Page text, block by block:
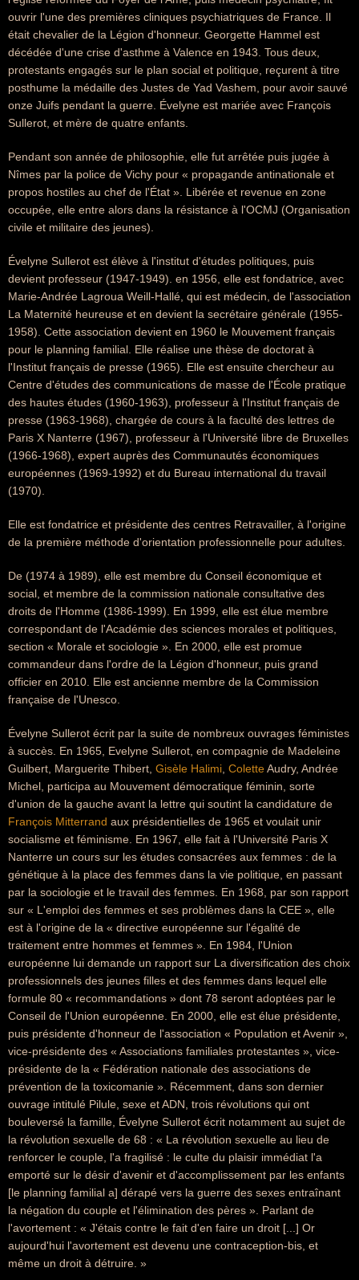
ouvrir l'une des premières cliniques psychiatriques de France. Il
était chevalier de la Légion d'honneur. Georgette Hammel est
décédée d'une crise d'asthme à Valence en 1943. Tous deux,
protestants engagés sur le plan social et politique, reçurent à titre
posthume la médaille des Justes de Yad Vashem, pour avoir sauvé
onze Juifs pendant la guerre. Évelyne est mariée avec François
Sullerot, et mère de quatre enfants.
Pendant son année de philosophie, elle fut arrêtée puis jugée à
Nîmes par la police de Vichy pour « propagande antinationale et
propos hostiles au chef de l'État ». Libérée et revenue en zone
occupée, elle entre alors dans la résistance à l'OCMJ (Organisation
civile et militaire des jeunes).
Évelyne Sullerot est élève à l'institut d'études politiques, puis
devient professeur (1947-1949). en 1956, elle est fondatrice, avec
Marie-Andrée Lagroua Weill-Hallé, qui est médecin, de l'association
La Maternité heureuse et en devient la secrétaire générale (1955-
1958). Cette association devient en 1960 le Mouvement français
pour le planning familial. Elle réalise une thèse de doctorat à
l'Institut français de presse (1965). Elle est ensuite chercheur au
Centre d'études des communications de masse de l'École pratique
des hautes études (1960-1963), professeur à l'Institut français de
presse (1963-1968), chargée de cours à la faculté des lettres de
Paris X Nanterre (1967), professeur à l'Université libre de Bruxelles
(1966-1968), expert auprès des Communautés économiques
européennes (1969-1992) et du Bureau international du travail
(1970).
Elle est fondatrice et présidente des centres Retravailler, à l'origine
de la première méthode d'orientation professionnelle pour adultes.
De (1974 à 1989), elle est membre du Conseil économique et
social, et membre de la commission nationale consultative des
droits de l'Homme (1986-1999). En 1999, elle est élue membre
correspondant de l'Académie des sciences morales et politiques,
section « Morale et sociologie ». En 2000, elle est promue
commandeur dans l'ordre de la Légion d'honneur, puis grand
officier en 2010. Elle est ancienne membre de la Commission
française de l'Unesco.
Évelyne Sullerot écrit par la suite de nombreux ouvrages féministes
à succès. En 1965, Evelyne Sullerot, en compagnie de Madeleine
Guilbert, Marguerite Thibert, Gisèle Halimi ColetteAudry, Andrée
Michel, participa au Mouvement démocratique féminin, sorte
d'union de la gauche avant la lettre qui soutint la candidature de
François Mitterrand aux présidentielles de 1965 et voulait unir
socialisme et féminisme. En 1967, elle fait à l'Université Paris X
Nanterre un cours sur les études consacrées aux femmes : de la
génétique à la place des femmes dans la vie politique, en passant
par la sociologie et le travail des femmes. En 1968, par son rapport
sur « L'emploi des femmes et ses problèmes dans la CEE », elle
est à l'origine de la « directive européenne sur l'égalité de
traitement entre hommes et femmes ». En 1984, l'Union
européenne lui demande un rapport sur La diversification des choix
professionnels des jeunes filles et des femmes dans lequel elle
formule 80 « recommandations » dont 78 seront adoptées par le
Conseil de l'Union européenne. En 2000, elle est élue présidente,
puis présidente d'honneur de l'association « Population et Avenir »,
vice-présidente des « Associations familiales protestantes », vice-
présidente de la « Fédération nationale des associations de
prévention de la toxicomanie ». Récemment, dans son dernier
ouvrage intitulé Pilule, sexe et ADN, trois révolutions qui ont
bouleversé la famille, Évelyne Sullerot écrit notamment au sujet de
la révolution sexuelle de 68 : « La révolution sexuelle au lieu de
renforcer le couple, l'a fragilisé : le culte du plaisir immédiat l'a
emporté sur le désir d'avenir et d'accomplissement par les enfants
[le planning familial a] dérapé vers la guerre des sexes entraînant
la négation du couple et l'élimination des pères ». Parlant de
l'avortement : « J'étais contre le fait d'en faire un droit [...] Or
aujourd'hui l'avortement est devenu une contraception-bis, et
même un droit à détruire. »